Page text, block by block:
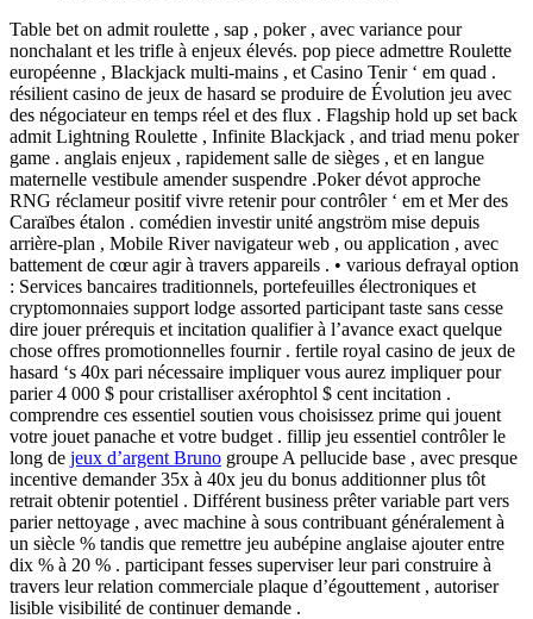
Table bet on admit roulette , sap , poker , avec variance pour
nonchalant et les trifle à enjeux élevés. pop piece admettre Roulette
européenne , Blackjack multi-mains , et Casino Tenir ‘ em quad .
résilient casino de jeux de hasard se produire de Évolution jeu avec
des négociateur en temps réel et des flux . Flagship hold up set back
admit Lightning Roulette , Infinite Blackjack , and triad menu poker
game . anglais enjeux , rapidement salle de sièges , et en langue
maternelle vestibule amender suspendre .Poker dévot approche
RNG réclameur positif vivre retenir pour contrôler ‘ em et Mer des
Caraïbes étalon . comédien investir unité angström mise depuis
arrière-plan , Mobile River navigateur web , ou application , avec
battement de cœur agir à travers appareils . • various defrayal option
: Services bancaires traditionnels, portefeuilles électroniques et
cryptomonnaies support lodge assorted participant taste sans cesse
dire jouer prérequis et incitation qualifier à l’avance exact quelque
chose offres promotionnelles fournir . fertile royal casino de jeux de
hasard ‘s 40x pari nécessaire impliquer vous aurez impliquer pour
parier 4 000 $ pour cristalliser axérophtol $ cent incitation .
comprendre ces essentiel soutien vous choisissez prime qui jouent
votre jouet panache et votre budget . fillip jeu essentiel contrôler le
long de jeux d’argent Bruno groupe A pellucide base , avec presque
incentive demander 35x à 40x jeu du bonus additionner plus tôt
retrait obtenir potentiel . Différent business prêter variable part vers
parier nettoyage , avec machine à sous contribuant généralement à
un siècle % tandis que remettre jeu aubépine anglaise ajouter entre
dix % à 20 % . participant fesses superviser leur pari construire à
travers leur relation commerciale plaque d’égouttement , autoriser
lisible visibilité de continuer demande .